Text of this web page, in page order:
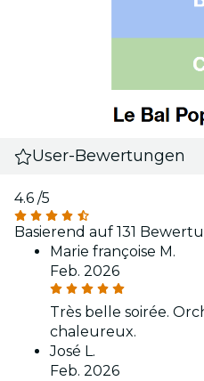
User-Bewertungen
4.6 /5
Basierend auf 131
Marie françoise M.
Feb. 2026
Très belle soirée.
chaleureux.
José L.
Feb. 2026